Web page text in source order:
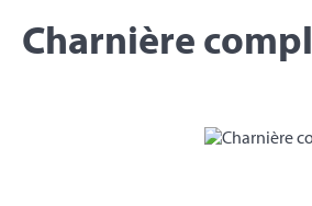
Charnière